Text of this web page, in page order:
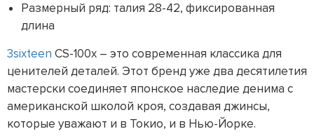
Размерный ряд: талия 28-42, фиксированная
длина
3sixteen CS-100x – это современная классика для
ценителей деталей. Этот бренд уже два десятилетия
мастерски соединяет японское наследие денима с
американской школой кроя, создавая джинсы,
которые уважают и в Токио, и в Нью-Йорке.